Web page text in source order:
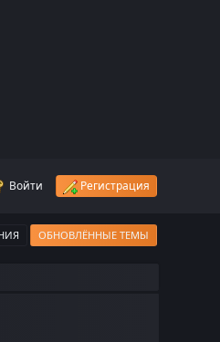
Войти Регистрация
ОБНОВЛЁННЫЕ ТЕМЫ